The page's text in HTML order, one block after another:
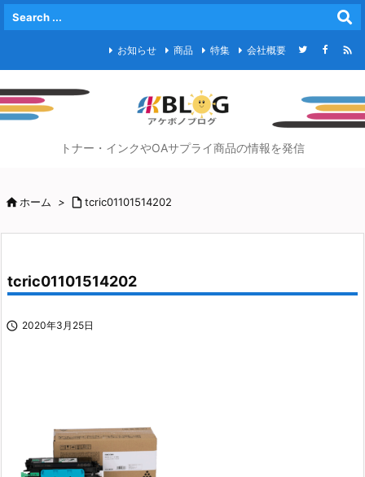
お知らせ 商品 特集 会社概要 
トナー・インクやOAサプライ商品の情報を発信
ホーム >  tcric01101514202
tcric01101514202
 2020年3月25日